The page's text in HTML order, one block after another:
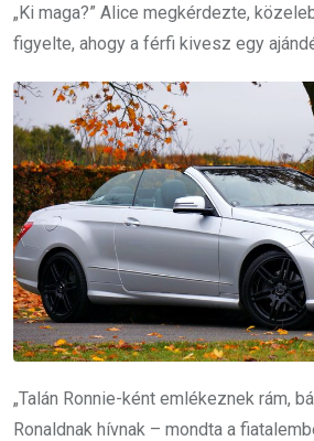
„Ki maga?” Alice megkérdezte,
figyelte, ahogy a férfi kivesz egy
„Talán Ronnie-ként emlékeznek rám,
Ronaldnak hívnak – mondta a